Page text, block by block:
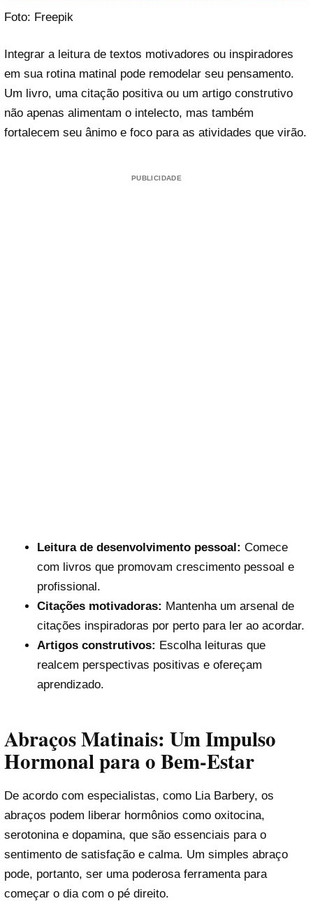
Foto: Freepik
Integrar a leitura de textos motivadores ou inspiradores
em sua rotina matinal pode remodelar seu pensamento.
Um livro, uma citação positiva ou um artigo construtivo
não apenas alimentam o intelecto, mas também
fortalecem seu ânimo e foco para as atividades que virão.
PUBLICIDADE
Leitura de desenvolvimento pessoal: Comece
com livros que promovam crescimento pessoal e
profissional.
Citações motivadoras: Mantenha um arsenal de
citações inspiradoras por perto para ler ao acordar.
Artigos construtivos: Escolha leituras que
realcem perspectivas positivas e ofereçam
aprendizado.
Abraços Matinais: Um Impulso
Hormonal para o Bem-Estar
De acordo com especialistas, como Lia Barbery, os
abraços podem liberar hormônios como oxitocina,
serotonina e dopamina, que são essenciais para o
sentimento de satisfação e calma. Um simples abraço
pode, portanto, ser uma poderosa ferramenta para
começar o dia com o pé direito.